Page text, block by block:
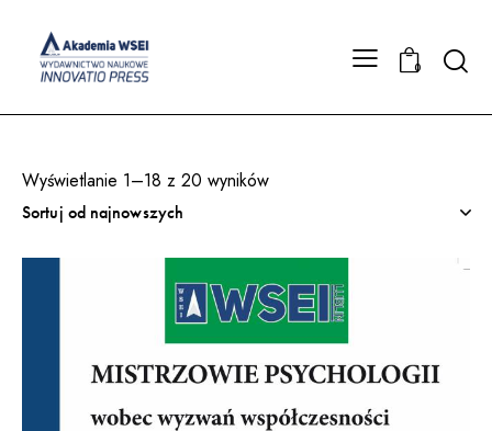
0
Wyświetlanie 1–18 z 20 wyników